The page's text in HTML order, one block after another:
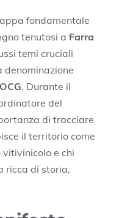
fondamentale
tenutosi a Farra
temi cruciali
. Durante il
del
di tracciare
il territorio come
e chi
ricca di storia,